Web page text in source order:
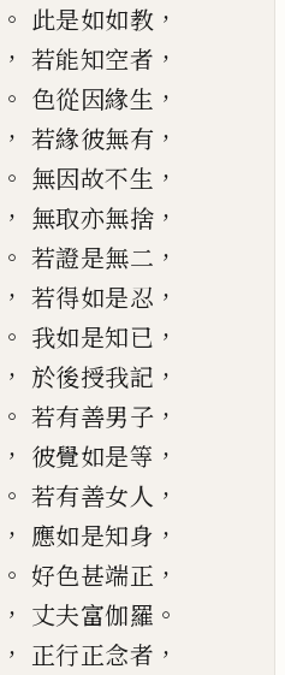
。 此是如如教 ，
， 若能知空者 ，
。 色從因緣生 ，
， 若緣彼無有 ，
。 無因故不生 ，
， 無取亦無捨 ，
。 若證是無二 ，
， 若得如是忍 ，
。 我如是知已 ，
， 於後授我記 ，
。 若有善男子 ，
， 彼覺如是等 ，
。 若有善女人 ，
， 應如是知身 ，
。 好色甚端正 ，
， 丈夫富伽羅 。
， 正行正念者 ，